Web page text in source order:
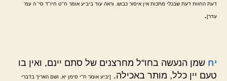
דעת החוות דעת שבכלי מתכות אין איסור כבוש. וראה עוד ביביע אומר ח"ט חיו"ד סי' ה עמ'
עדר].
יח שמן הנעשה בחו"ל מחרצנים של סתם יינם, ואין בו
טעם יין כלל, מותר באכילה.
[יביע אומר ח"י סימן יא, ושם האריך בדברי